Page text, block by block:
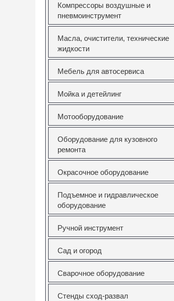
Компрессоры воздушные и
пневмоинструмент
Масла, очистители, технические
жидкости
Мебель для автосервиса
Мойка и детейлинг
Мотооборудование
Оборудование для кузовного
ремонта
Окрасочное оборудование
Подъемное и гидравлическое
оборудование
Ручной инструмент
Сад и огород
Сварочное оборудование
Стенды сход-развал
M10X1.5 Vertul
VR50727E
VR50727E
снятия и
F-933T1